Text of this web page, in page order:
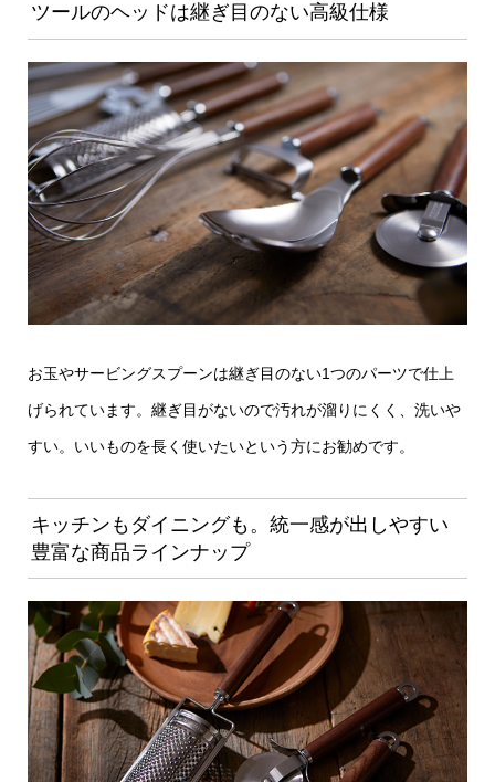
ツールのヘッドは継ぎ目のない高級仕様
お玉やサービングスプーンは継ぎ目のない1つのパーツで仕上
げられています。継ぎ目がないので汚れが溜りにくく、洗いや
すい。いいものを長く使いたいという方にお勧めです。
キッチンもダイニングも。統一感が出しやすい
豊富な商品ラインナップ